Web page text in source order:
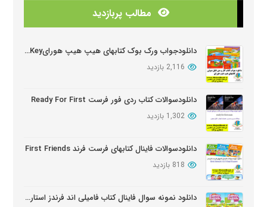
دانلود دوره آموزشی Wider World ویرایش دوم
دانلود سوالات کتابهای Oxford Discover
مطالب پربازدید
دانلودجواب ورک بوک کتابهای هیپ هیپ هورایHip Hip Hooray Workbook Key
2,116 بازدید
دانلودسوالات کتاب ردی فور فرست Ready For First
1,302 بازدید
دانلودسوالات فاینال کتابهای فرست فرند First Friends
818 بازدید
دانلود نمونه سوال فاینال کتاب فامیلی اند فرندز استارتر ویرایش دوم